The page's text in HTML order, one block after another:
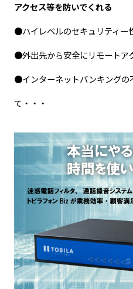
アクセス等を防いでくれる
●ハイレベルのセキュリティー
●外出先から安全にリモートア
●インターネットバンキングの
て・・・